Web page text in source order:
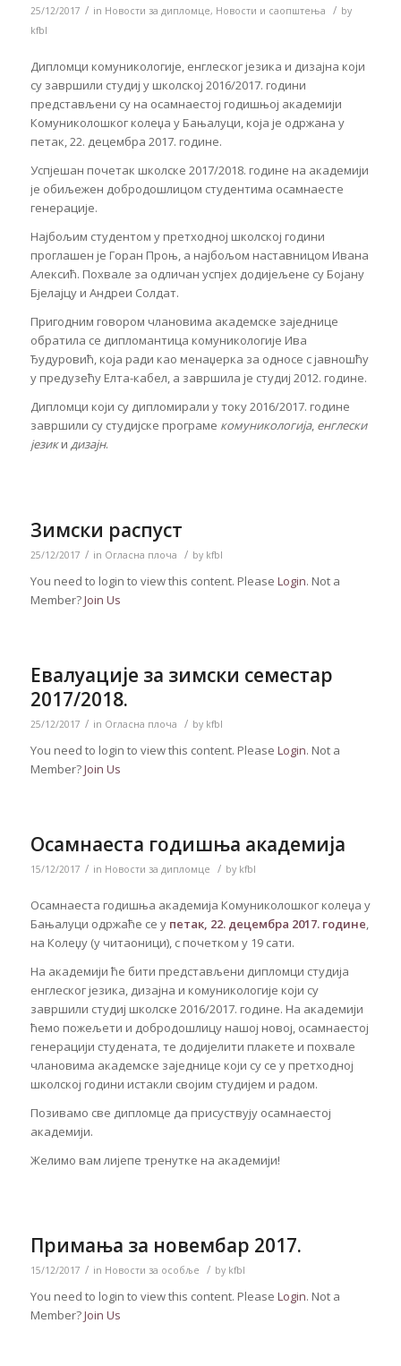
25/12/2017 / in Новости за дипломце, Новости и саопштења / by
kfbl
Дипломци комуникологије, енглеског језика и дизајна који
су завршили студиј у школској 2016/2017. години
представљени су на осамнаестој годишњој академији
Комуниколошког колеџа у Бањалуци, која је одржана у
петак, 22. децембра 2017. године.
Успјешан почетак школске 2017/2018. године на академији
је обиљежен добродошлицом студентима осамнаесте
генерације.
Најбољим студентом у претходној школској години
проглашен је Горан Проњ, а најбољом наставницом Ивана
Алексић. Похвале за одличан успјех додијељене су Бојану
Бјелајцу и Андреи Солдат.
Пригодним говором члановима академске заједнице
обратила се дипломантица комуникологије Ива
Ђудуровић, која ради као менаџерка за односе с јавношћу
у предузећу Елта-кабел, а завршила је студиј 2012. године.
Дипломци који су дипломирали у току 2016/2017. године
завршили су студијске програме комуникологија, енглески
језики дизајн.
Зимски распуст
25/12/2017 / in Огласна плоча / by kfbl
You need to login to view this content. Please Login. Not a
Member?Join Us
Евалуације за зимски семестар
2017/2018.
25/12/2017 / in Огласна плоча / by kfbl
You need to login to view this content. Please Login. Not a
Member?Join Us
Осамнаеста годишња академија
15/12/2017 / in Новости за дипломце / by kfbl
Осамнаеста годишња академија Комуниколошког колеџа у
Бањалуци одржаће се у петак, 22. децембра 2017. године
на Колеџу (у читаоници), с почетком у 19 сати.
На академији ће бити представљени дипломци студија
енглеског језика, дизајна и комуникологије који су
завршили студиј школске 2016/2017. године. На академији
ћемо пожељети и добродошлицу нашој новој, осамнаестој
генерацији студената, те додијелити плакете и похвале
члановима академске заједнице који су се у претходној
школској години истакли својим студијем и радом.
Позивамо све дипломце да присуствују осамнаестој
академији.
Желимо вам лијепе тренутке на академији!
Примања за новембар 2017.
15/12/2017 / in Новости за особље / by kfbl
You need to login to view this content. Please Login. Not a
Member?Join Us